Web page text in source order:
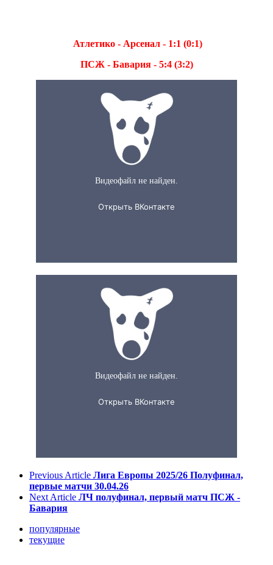
Атлетико - Арсенал - 1:1 (0:1)
ПСЖ - Бавария - 5:4 (3:2)
Previous Article Лига Европы 2025/26 Полуфинал,
первые матчи 30.04.26
Next Article ЛЧ полуфинал, первый матч ПСЖ -
Бавария
популярные
текущие